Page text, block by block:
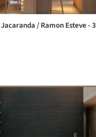
/ Ramon Esteve - 3